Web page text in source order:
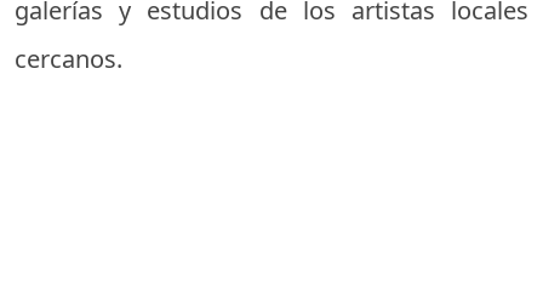
galerías y estudios de los artistas locales
cercanos.